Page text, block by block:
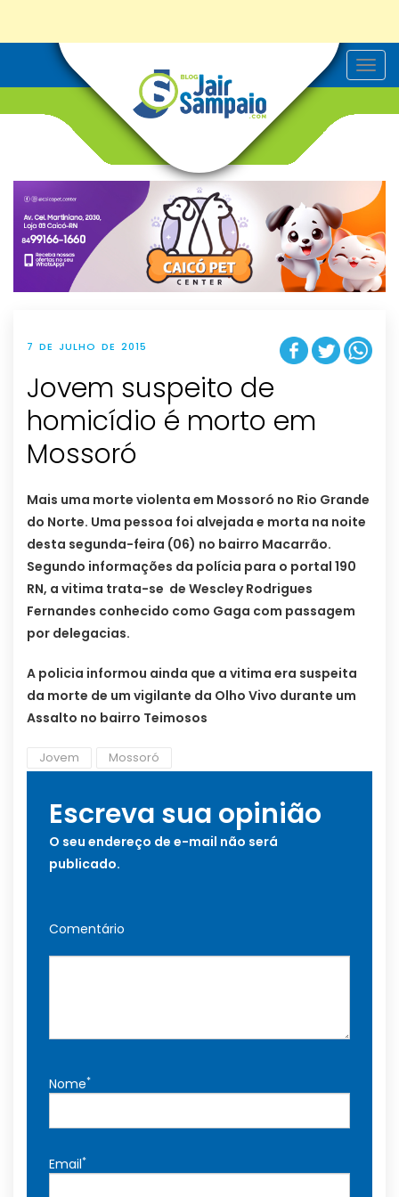
T
o
v
g
t
i
o
n
7 DE JULHO DE 2015
Jovem suspeito de
homicídio é morto em
Mossoró
Mais uma morte violenta em Mossoró no Rio Grande
do Norte. Uma pessoa foi alvejada e morta na noite
desta segunda-feira (06) no bairro Macarrão.
Segundo informações da polícia para o portal 190
RN, a vitima trata-se de Wescley Rodrigues
Fernandes conhecido como Gaga com passagem
por delegacias.
A policia informou ainda que a vitima era suspeita
da morte de um vigilante da Olho Vivo durante um
Assalto no bairro Teimosos
Jovem Mossoró
Escreva sua opinião
O seu endereço de e-mail não será
publicado.
Comentário
Nome*
Email*